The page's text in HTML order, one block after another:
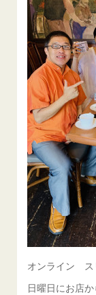
オンライン
日曜日にお店